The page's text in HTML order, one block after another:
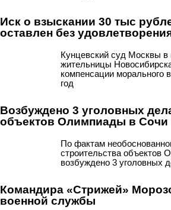
Иск о взыскании 30 тыс
оставлен без
Кунцевский суд Москвы в
жительницы
компенсации морального
год
Возбуждено 3 уголовных
объектов Олимпиады в Сочи
По фактам
строительства объектов
возбуждено 3 уголовных
Командира «Стрижей»
военной службы